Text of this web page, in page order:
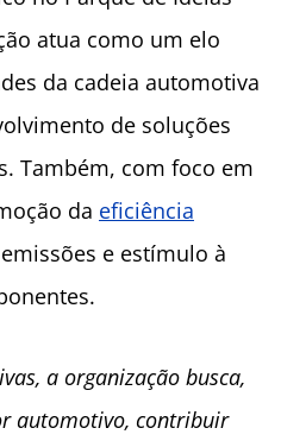
atua como um elo
da cadeia automotiva
de soluções
Também, com foco em
da eficiência
e estímulo à
a organização busca,
automotivo, contribuir